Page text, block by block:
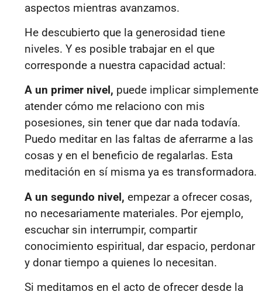
aspectos mientras avanzamos.
He descubierto que la generosidad tiene
niveles. Y es posible trabajar en el que
corresponde a nuestra capacidad actual:
A un primer nivel, puede implicar simplemente
atender cómo me relaciono con mis
posesiones, sin tener que dar nada todavía.
Puedo meditar en las faltas de aferrarme a las
cosas y en el beneficio de regalarlas. Esta
meditación en sí misma ya es transformadora.
A un segundo nivel, empezar a ofrecer cosas,
no necesariamente materiales. Por ejemplo,
escuchar sin interrumpir, compartir
conocimiento espiritual, dar espacio, perdonar
y donar tiempo a quienes lo necesitan.
Si meditamos en el acto de ofrecer desde la